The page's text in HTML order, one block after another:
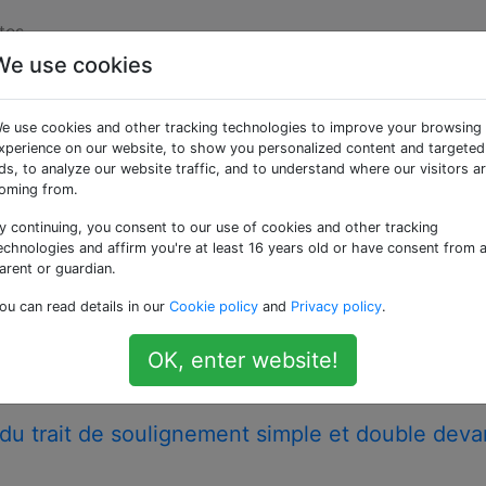
«naming-
aux règles générales régissant les noms attribués
facilitent la lisibilité et améliorent ainsi la
tableaux: noms singuliers ou pluriels
l'opinion . Il n'accepte pas actuellement de réponses.
Mettez à jour la question afin d'y répondre avec
. Fermé il y a 6 ans . Le monde universitaire veut
trait de soulignement simple et double
use cookies
use cookies and other tracking technologies to improve your browsing
on our website, to show you personalized content and targeted
to analyze our website traffic, and to understand where our visitors
from.
continuing, you consent to our use of cookies and other tracking
and affirm you're at least 16 years old or have consent from a
or guardian.
can read details in our Cookie policy and Privacy policy.
OK, enter website!